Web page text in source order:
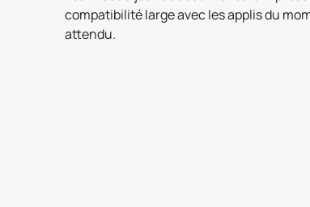
compatibilité large avec les applis du
attendu.